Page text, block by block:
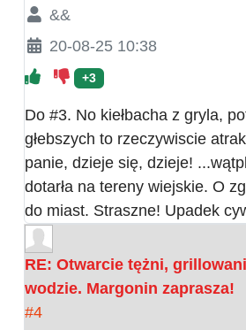
&&
20-08-25 10:38
+3
Do #3. No kiełbacha z gryla,
głebszych to rzeczywiscie
panie, dzieje się, dzieje!
dotarła na tereny wiejskie. O
do miast. Straszne! Upadek
RE: Otwarcie tężni,
wodzie. Margonin zaprasza!
#4